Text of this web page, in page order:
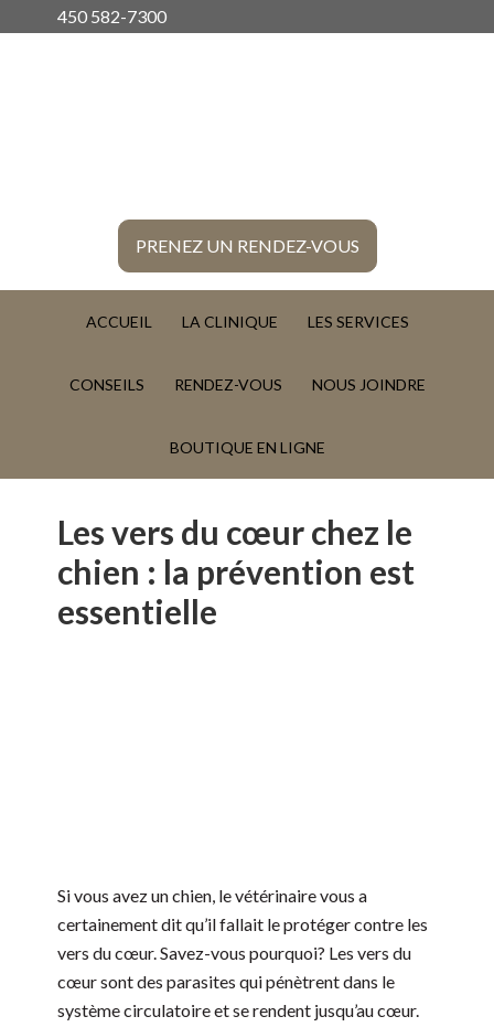
450 582-7300
PRENEZ UN RENDEZ-VOUS
ACCUEIL LA CLINIQUE LES SERVICES
CONSEILS RENDEZ-VOUS NOUS JOINDRE
BOUTIQUE EN LIGNE
Les vers du cœur chez le
chien : la prévention est
essentielle
Si vous avez un chien, le vétérinaire vous a
certainement dit qu’il fallait le protéger contre les
vers du cœur. Savez-vous pourquoi? Les vers du
cœur sont des parasites qui pénètrent dans le
système circulatoire et se rendent jusqu’au cœur.